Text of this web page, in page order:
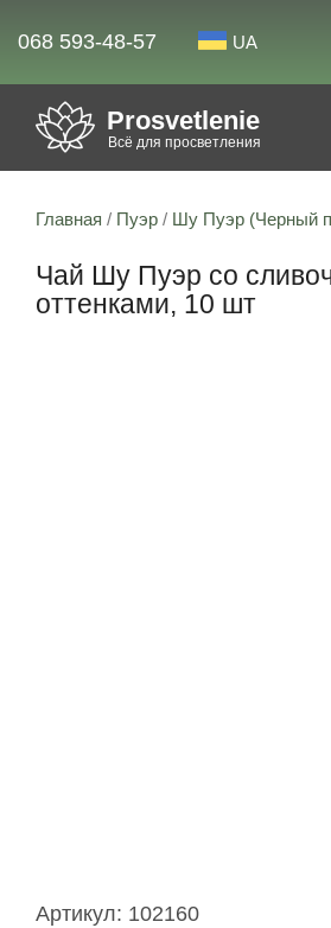
068 593-48-57 UA
Prosvetlenie
Всё для просветления
Главная / Пуэр / Шу Пуэр (Черный
Чай Шу Пуэр со
оттенками, 10 шт
Артикул: 102160